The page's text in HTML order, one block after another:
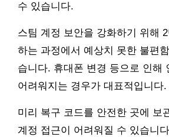
수 있습니다.
스팀 계정 보안을 강화하기 위해
하는 과정에서 예상치 못한 불편
습니다. 휴대폰 변경 등으로 인해
어려워지는 경우가 대표적입니다.
미리 복구 코드를 안전한 곳에 보
계정 접근이 어려워질 수 있습니